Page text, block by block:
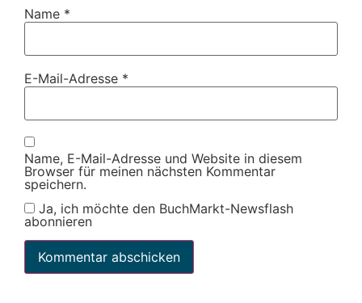
Name *
E-Mail-Adresse *
Name, E-Mail-Adresse und Website in diesem
Browser für meinen nächsten Kommentar
speichern.
Ja, ich möchte den BuchMarkt-Newsflash
abonnieren